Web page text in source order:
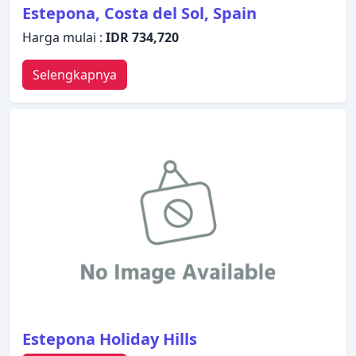
Estepona, Costa del Sol, Spain
Harga mulai : IDR 734,720
Selengkapnya
Estepona Holiday Hills